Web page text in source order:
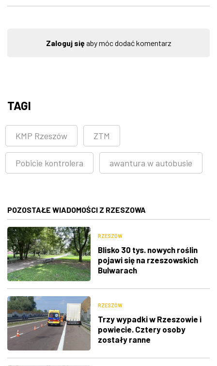
Zaloguj sięaby móc dodać komentarz
TAGI
KMP Rzeszów ZTM
Pobicie kontrolera awantura w autobusie
POZOSTAŁE WIADOMOŚCI Z RZESZOWA
RZESZÓW
Blisko 30 tys. nowych roślin
pojawi się na rzeszowskich
Bulwarach
RZESZÓW
Trzy wypadki w Rzeszowie i
powiecie. Cztery osoby
zostały ranne